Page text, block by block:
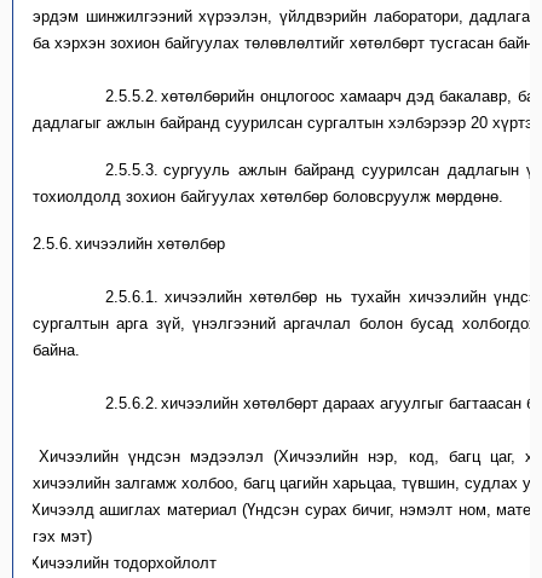
эрдэм шинжилгээний хүрээлэн, үйлдвэрийн лаборатори,
ба хэрхэн зохион байгуулах төлөвлөлтийг хөтөлбөрт тусгасан
2.5.5.2. хөтөлбөрийн онцлогоос хамаарч дэд бакалавр,
дадлагыг ажлын байранд суурилсан сургалтын хэлбэрээр 20
2.5.5.3. сургууль ажлын байранд суурилсан дадлагын
тохиолдолд зохион байгуулах хөтөлбөр боловсруулж мөрдөнө.
2.5.6. хичээлийн хөтөлбөр
2.5.6.1. хичээлийн хөтөлбөр нь тухайн хичээлийн
сургалтын арга зүй, үнэлгээний аргачлал болон бусад
байна.
2.5.6.2. хичээлийн хөтөлбөрт дараах агуулгыг багтаасан
Хичээлийн үндсэн мэдээлэл (Хичээлийн нэр, код, багц цаг,
хичээлийн залгамж холбоо, багц цагийн харьцаа, түвшин, судлах
Хичээлд ашиглах материал (Үндсэн сурах бичиг, нэмэлт ном,
гэх мэт)
Хичээлийн тодорхойлолт